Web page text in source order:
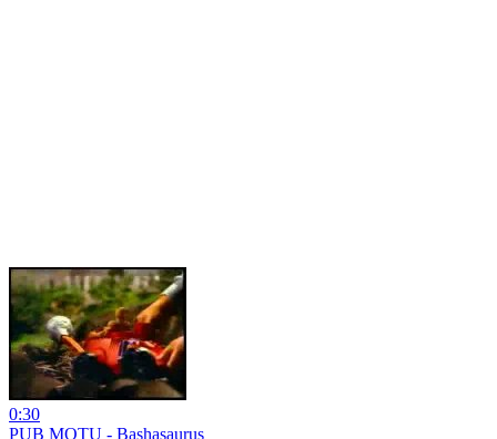
0:30
PUB MOTU - Bashasaurus